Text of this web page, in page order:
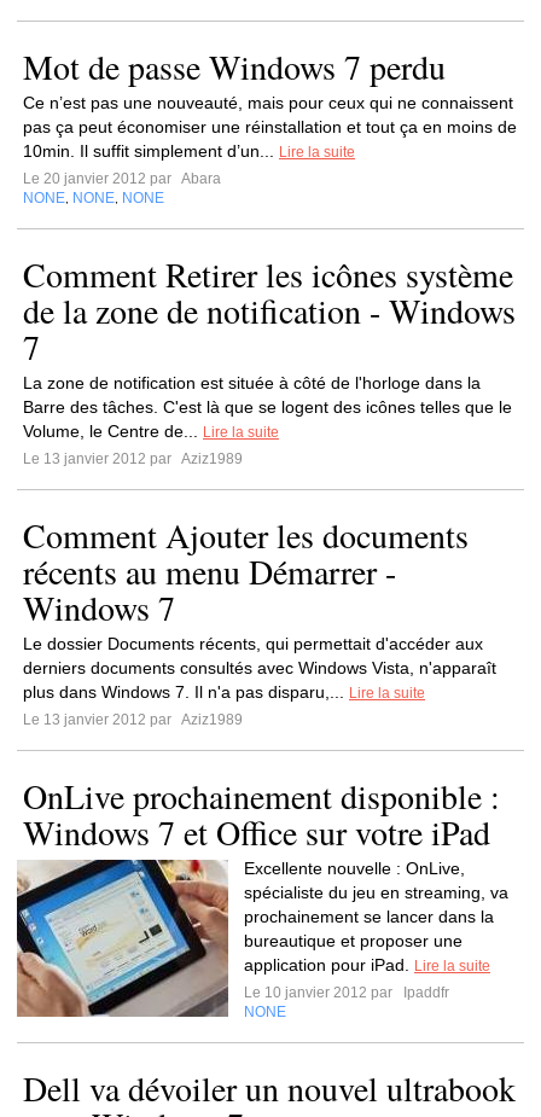
Mot de passe Windows 7 perdu
Ce n’est pas une nouveauté, mais pour ceux qui ne connaissent
pas ça peut économiser une réinstallation et tout ça en moins de
10min. Il suffit simplement d’un...
Lire la suite
Le 20 janvier 2012 par Abara
NONE NONE NONE
Comment Retirer les icônes système
de la zone de notification - Windows
7
La zone de notification est située à côté de l'horloge dans la
Barre des tâches. C'est là que se logent des icônes telles que le
Volume, le Centre de...
Lire la suite
Le 13 janvier 2012 par Aziz1989
Comment Ajouter les documents
récents au menu Démarrer -
Windows 7
Le dossier Documents récents, qui permettait d'accéder aux
derniers documents consultés avec Windows Vista, n'apparaît
plus dans Windows 7. Il n'a pas disparu,...
Lire la suite
Le 13 janvier 2012 par Aziz1989
OnLive prochainement disponible :
Windows 7 et Office sur votre iPad
Excellente nouvelle : OnLive,
spécialiste du jeu en streaming, va
prochainement se lancer dans la
bureautique et proposer une
application pour iPad.
Lire la suite
Le 10 janvier 2012 par
Ipaddfr
NONE
Dell va dévoiler un nouvel ultrabook